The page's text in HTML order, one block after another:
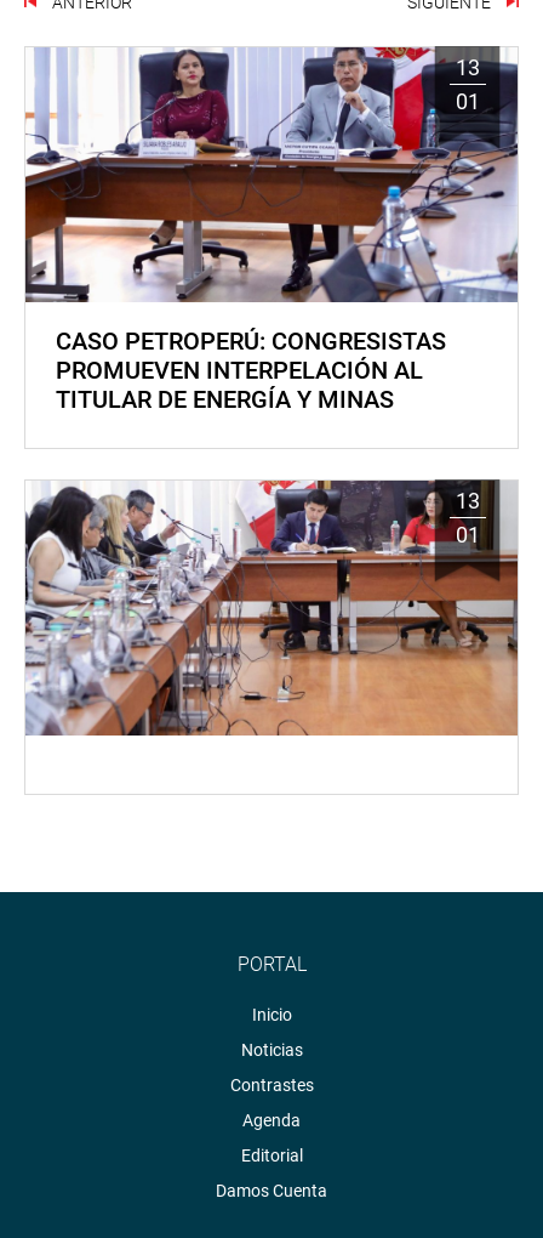
13
01
CASO PETROPERÚ: CONGRESISTAS
PROMUEVEN INTERPELACIÓN AL
TITULAR DE ENERGÍA Y MINAS
13
01
PORTAL
Inicio
Noticias
Contrastes
Agenda
Editorial
Damos Cuenta